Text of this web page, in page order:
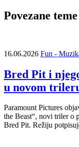
Povezane teme
16.06.2026 Fun -
Bred Pit i
u novom
Paramount Pictures
the Beast“, novi triler o
Bred Pit. Režiju